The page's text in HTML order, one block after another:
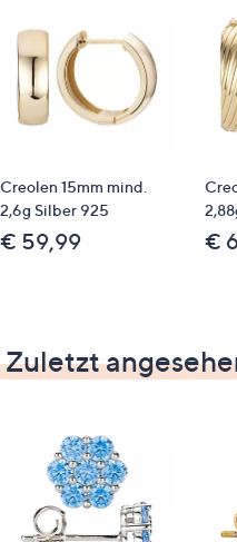
Creolen 15mm mind.
2,6g Silber 925
€ 59,99 €
Zuletzt